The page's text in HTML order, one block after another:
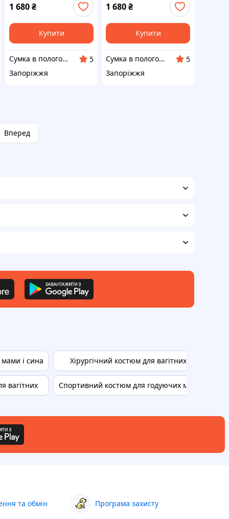
1 680₴
Купити
Сумка в пологовий - швидка відправка, кращий сервіс. Для матусь та малюків
5
Запоріжжя
1 680₴
Купити
Сумка в пологовий - швидка відправка, кращий сервіс. Для матусь та малюків
5
Запоріжжя
Вперед
і сина
вагітних
Хірургічний костюм для вагітних
Спортивний костюм для годуючих мам
та обмін Програма захисту